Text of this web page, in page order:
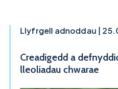
Llyfrgell adnoddau |
Creadigedd a
lleoliadau chwarae